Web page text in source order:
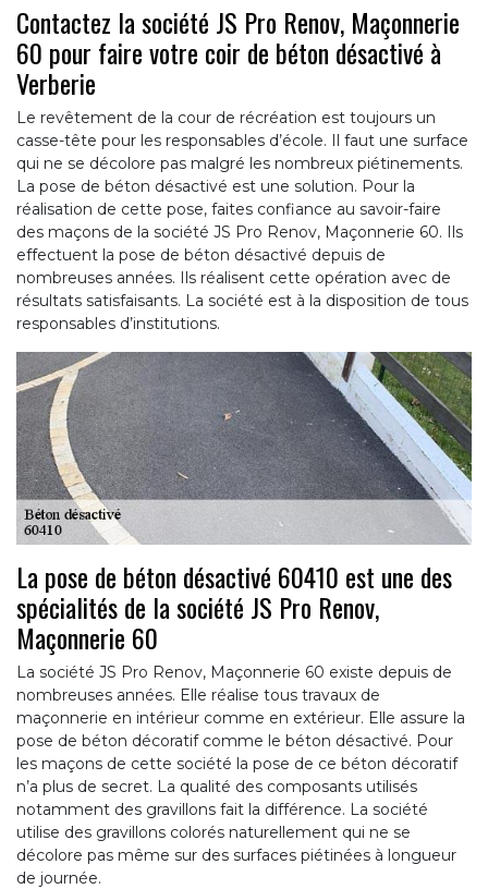
Contactez la société JS Pro Renov, Maçonnerie
60 pour faire votre coir de béton désactivé à
Verberie
Le revêtement de la cour de récréation est toujours un
casse-tête pour les responsables d’école. Il faut une surface
qui ne se décolore pas malgré les nombreux piétinements.
La pose de béton désactivé est une solution. Pour la
réalisation de cette pose, faites confiance au savoir-faire
des maçons de la société JS Pro Renov, Maçonnerie 60. Ils
effectuent la pose de béton désactivé depuis de
nombreuses années. Ils réalisent cette opération avec de
résultats satisfaisants. La société est à la disposition de tous
responsables d’institutions.
La pose de béton désactivé 60410 est une des
spécialités de la société JS Pro Renov,
Maçonnerie 60
La société JS Pro Renov, Maçonnerie 60 existe depuis de
nombreuses années. Elle réalise tous travaux de
maçonnerie en intérieur comme en extérieur. Elle assure la
pose de béton décoratif comme le béton désactivé. Pour
les maçons de cette société la pose de ce béton décoratif
n’a plus de secret. La qualité des composants utilisés
notamment des gravillons fait la différence. La société
utilise des gravillons colorés naturellement qui ne se
décolore pas même sur des surfaces piétinées à longueur
de journée.